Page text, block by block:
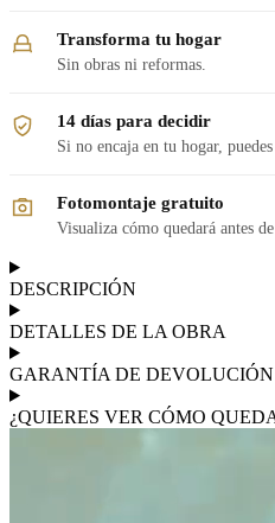
Transforma tu hogar
Sin obras ni reformas.
14 días para decidir
Si no encaja en tu hogar,
Fotomontaje gratuito
Visualiza cómo quedará antes
DESCRIPCIÓN
DETALLES DE LA OBRA
GARANTÍA DE DEVOLUCIÓN
¿QUIERES VER CÓMO